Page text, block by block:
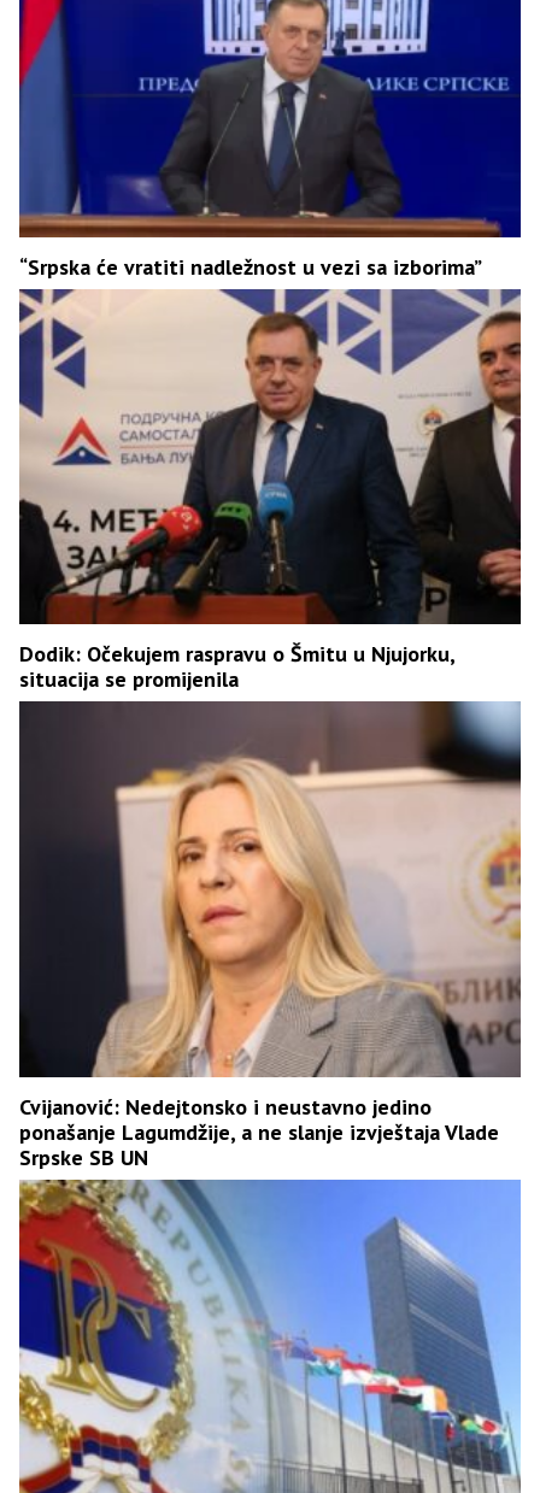
“Srpska će vratiti nadležnost u vezi sa izborima”
Dodik: Očekujem raspravu o Šmitu u Njujorku,
situacija se promijenila
Cvijanović: Nedejtonsko i neustavno jedino
ponašanje Lagumdžije, a ne slanje izvještaja Vlade
Srpske SB UN